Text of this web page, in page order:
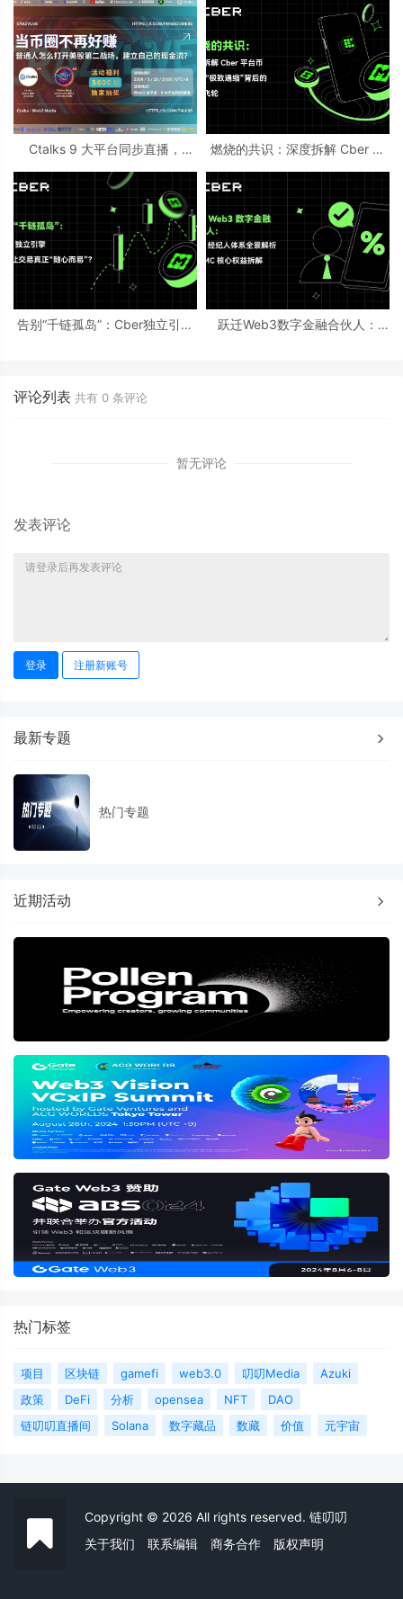
Ctalks 9 大平台同步直播，
问即将开启
燃烧的共识：深度拆解 Cber 平
飞轮
告别“千链孤岛”：Cber独立引擎
跃迁Web3数字金融合伙人：
评论列表 共有 0 条评论
暂无评论
发表评论
登录 注册新账号
最新专题
热门专题
近期活动
热门标签
项目 区块链 gamefi web3.0 叨叨Media
Azuki
政策
DeFi 分析 opensea NFT
DAO
链叨叨直播间
Solana 数字藏品 数藏 价值 元宇宙
Copyright © 2026 All rights reserved. 链叨叨
关于我们
联系编辑 商务合作 版权声明